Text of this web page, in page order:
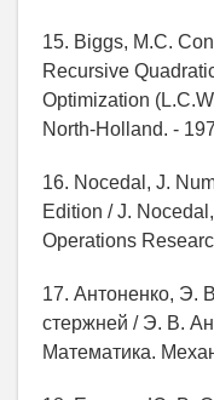
15. Biggs, M.C.
Recursive
Optimization
North-Holland. -
16. Nocedal, J.
Edition / J.
Operations
17. Антоненко, Э.
стержней / Э. В.
Математика.